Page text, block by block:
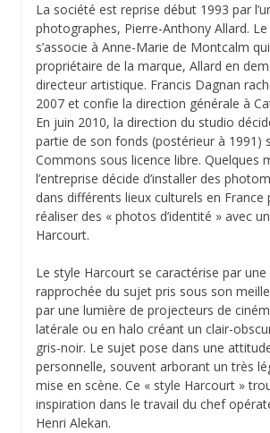
La société est reprise début 1993 par
photographes, Pierre-Anthony Allard.
s’associe à Anne-Marie de Montcalm
propriétaire de la marque, Allard en
directeur artistique. Francis Dagnan
2007 et confie la direction générale à
En juin 2010, la direction du studio
partie de son fonds (postérieur à 1991)
Commons sous licence libre. Quelques
l’entreprise décide d’installer des
dans différents lieux culturels en
réaliser des « photos d’identité » avec
Harcourt.
Le style Harcourt se caractérise par
rapprochée du sujet pris sous son
par une lumière de projecteurs de
latérale ou en halo créant un clair-
gris-noir. Le sujet pose dans une
personnelle, souvent arborant un très
mise en scène. Ce « style Harcourt »
inspiration dans le travail du chef
Henri Alekan.